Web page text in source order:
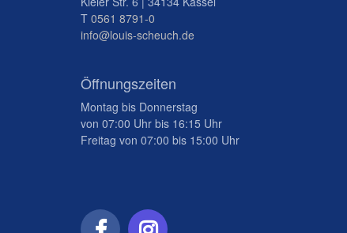
T 0561 8791-0
info@louis-scheuch.de
Öffnungszeiten
Montag bis Donnerstag
von 07:00 Uhr bis 16:15 Uhr
Freitag von 07:00 bis 15:00 Uhr